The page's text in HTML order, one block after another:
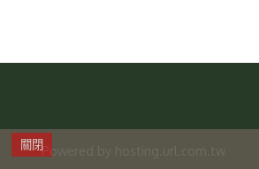
Powered by hosting.url.com.tw